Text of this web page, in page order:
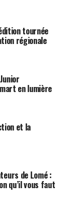
tournée
régionale
en lumière
et la
de Lomé :
qu’il vous faut